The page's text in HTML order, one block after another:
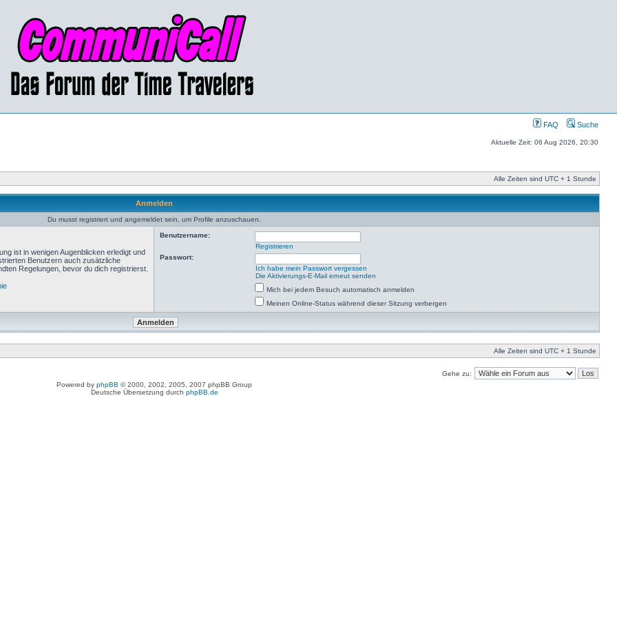
FAQ Suche
Aktuelle Zeit: 06 Aug 2026, 20:30
Alle Zeiten sind UTC + 1 Stunde
Anmelden
Du musst registriert und angemeldet sein, um Profile anzuschauen.
ist in wenigen Augenblicken erledigt und
Benutzern auch zusätzliche
Regelungen, bevor du dich registrierst.
Benutzername:
Registrieren
Passwort:
Ich habe mein Passwort vergessen
Die Aktivierungs-E-Mail erneut senden
Mich bei jedem Besuch automatisch anmelden
Meinen Online-Status während dieser Sitzung verbergen
Alle Zeiten sind UTC + 1 Stunde
Gehe zu:
Powered by phpBB © 2000, 2002, 2005, 2007 phpBB Group
Deutsche Übersetzung durch phpBB.de